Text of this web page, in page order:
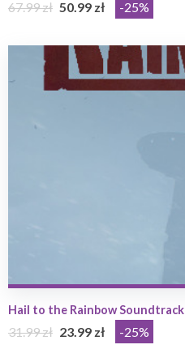
67.99 zł 50.99 zł -25%
Hail to the Rainbow Soundtrack
31.99 zł 23.99 zł -25%